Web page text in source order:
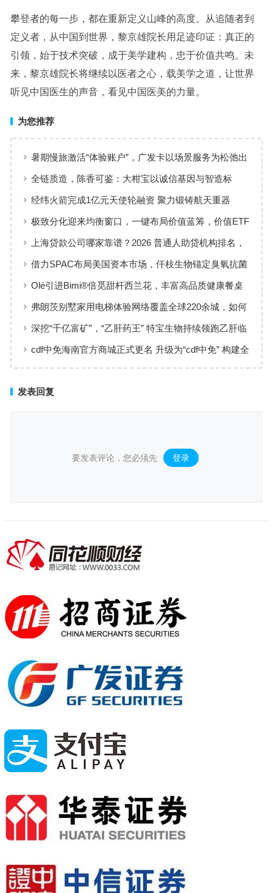
攀登者的每一步，都在重新定义山峰的高度。从追随者到
定义者，从中国到世界，黎京雄院长用足迹印证：真正的
引领，始于技术突破，成于美学建构，忠于价值共鸣。未
来，黎京雄院长将继续以医者之心，载美学之道，让世界
听见中国医生的声音，看见中国医美的力量。
为您推荐
暑期慢旅激活“体验账户”，广发卡以场景服务为松弛出
行添彩
全链质造，陈香可鉴：大柑宝以诚信基因与智造标
准，定义新会陈皮高质量发展
经纬火箭完成1亿元天使轮融资 聚力锻铸航天重器
极致分化迎来均衡窗口，一键布局价值蓝筹，价值ETF
华夏火热开售
上海贷款公司哪家靠谱？2026 普通人助贷机构排名，
工薪族借钱选择指南
借力SPAC布局美国资本市场，仟枝生物锚定臭氧抗菌
黄金赛道
Olé引进Bimi®倍觅甜杆西兰花，丰富高品质健康餐桌
新选择
弗朗茨别墅家用电梯体验网络覆盖全球220余城，如何
实现高效服务响应
深挖“千亿富矿”，“乙肝药王” 特宝生物持续领跑乙肝临
床治愈
cdf中免海南官方商城正式更名 升级为“cdf中免” 构建全
发表回复
要发表评论，您必须先 登录 。